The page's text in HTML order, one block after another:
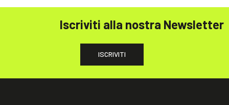
Iscriviti alla nostra Newsletter
ISCRIVITI